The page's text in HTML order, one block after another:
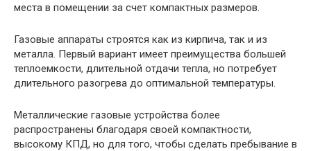
места в помещении за счет компактных размеров.
Газовые аппараты строятся как из кирпича, так и из
металла. Первый вариант имеет преимущества большей
теплоемкости, длительной отдачи тепла, но потребует
длительного разогрева до оптимальной температуры.
Металлические газовые устройства более
распространены благодаря своей компактности,
высокому КПД, но для того, чтобы сделать пребывание в